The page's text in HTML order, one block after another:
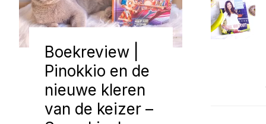
Boekreview |
Pinokkio en de
nieuwe kleren
van de keizer –